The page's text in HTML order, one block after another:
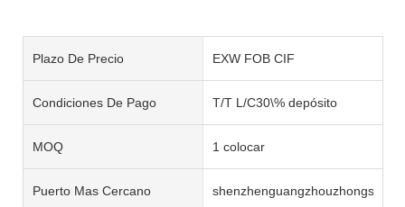
Plazo De Precio EXW FOB CIF
Condiciones De Pago T/T L/C30\% depósito
MOQ 1 colocar
Puerto Mas Cercano shenzhenguangzhouzhongshan